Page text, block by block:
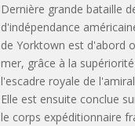
Dernière grande bataille
d'indépendance
de Yorktown est d'abord
mer, grâce à la
l'escadre royale de
Elle est ensuite conclue
le corps expéditionnaire